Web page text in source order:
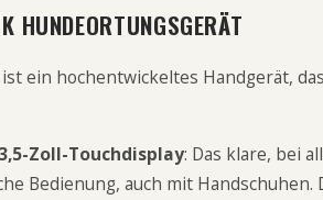
HUNDEORTUNGSGERÄT
ist ein hochentwickeltes Handgerät,
Zoll-Touchdisplay: Das klare, bei
Bedienung, auch mit